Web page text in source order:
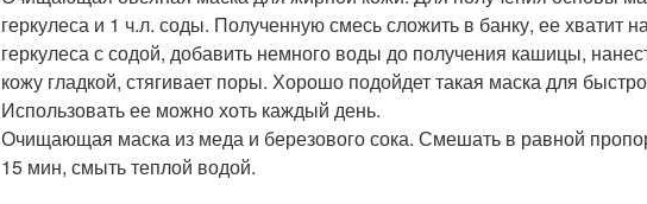
геркулеса и 1 ч.л. соды. Полученную смесь сложить в банку, ее хватит
геркулеса с содой, добавить немного воды до получения кашицы,
кожу гладкой, стягивает поры. Хорошо подойдет такая маска для
Использовать ее можно хоть каждый день.
Очищающая маска из меда и березового сока. Смешать в равной
15 мин, смыть теплой водой.